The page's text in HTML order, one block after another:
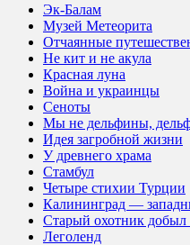
Эк-Балам
Музей Метеорита
Отчаянные
Не кит и не акула
Красная луна
Война и украинцы
Сеноты
Мы не дельфины,
Идея загробной жизни
У древнего храма
Стамбул
Четыре стихии Турции
Калининград —
Старый охотник добыл
Леголенд